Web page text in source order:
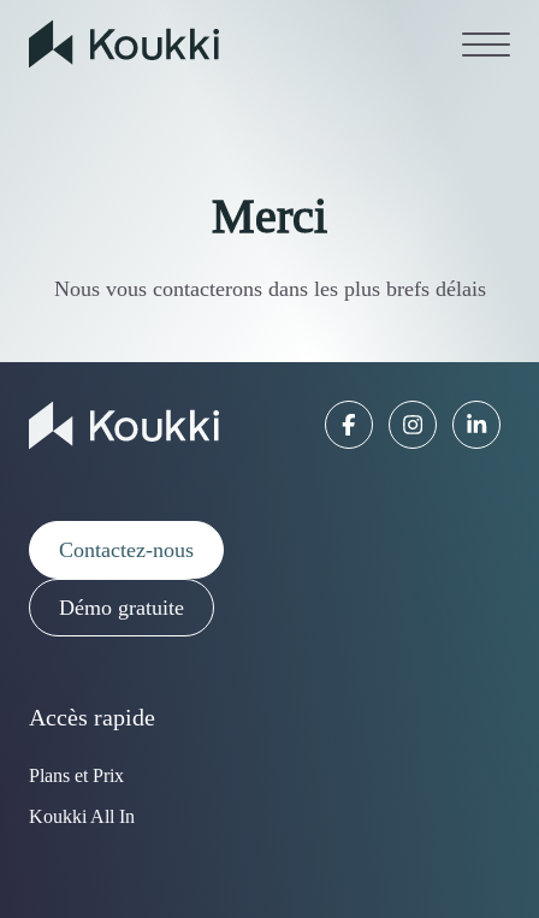
aria.labels.skip_content
Merci
Nous vous contacterons dans les plus brefs délais
Contactez-nous
Démo gratuite
Accès rapide
Plans et Prix
Koukki All In